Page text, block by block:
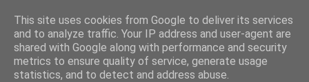
This site uses cookies from Google to deliver its services
and to analyze traffic. Your IP address and user-agent are
shared with Google along with performance and security
metrics to ensure quality of service, generate usage
statistics, and to detect and address abuse.